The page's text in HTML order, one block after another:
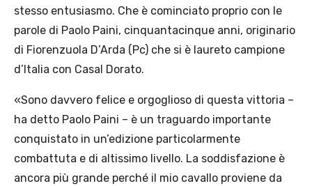
stesso entusiasmo. Che è cominciato proprio con le
parole di Paolo Paini, cinquantacinque anni, originario
di Fiorenzuola D’Arda (Pc) che si è laureto campione
d’Italia con Casal Dorato.
«Sono davvero felice e orgoglioso di questa vittoria –
ha detto Paolo Paini – è un traguardo importante
conquistato in un’edizione particolarmente
combattuta e di altissimo livello. La soddisfazione è
ancora più grande perché il mio cavallo proviene da